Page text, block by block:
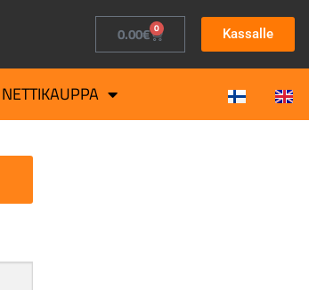
0.00€ 0 Kassalle
NETTIKAUPPA